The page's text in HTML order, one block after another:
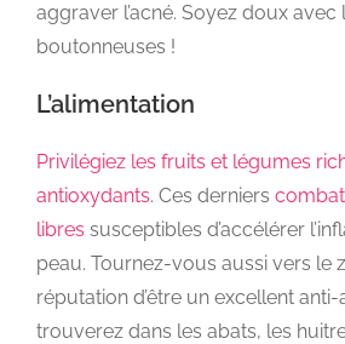
aggraver l’acné. Soyez doux avec
boutonneuses !
L’alimentation
Privilégiez les fruits et légumes
antioxydants. Ces derniers
libres susceptibles d’accélérer
peau. Tournez-vous aussi vers le
réputation d’être un excellent
trouverez dans les abats, les